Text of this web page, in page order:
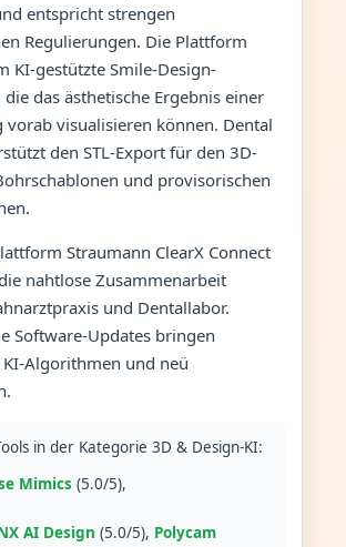
entspricht strengen
Regulierungen. Die Plattform
KI-gestützte Smile-Design-
das ästhetische Ergebnis einer
vorab visualisieren können. Dental
den STL-Export für den 3D-
und provisorischen
Straumann ClearX Connect
nahtlose Zusammenarbeit
und Dentallabor.
Software-Updates bringen
Algorithmen und neü
in der Kategorie 3D & Design-KI:
Mimics(5.0/5),
AI Design (5.0/5), Polycam